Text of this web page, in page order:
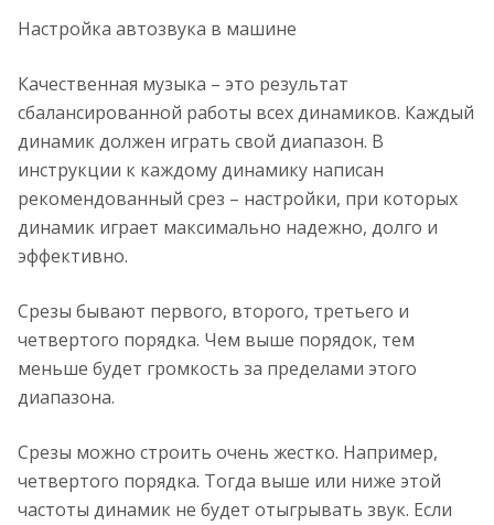
Настройка автозвука в машине
Качественная музыка – это результат
сбалансированной работы всех динамиков. Каждый
динамик должен играть свой диапазон. В
инструкции к каждому динамику написан
рекомендованный срез – настройки, при которых
динамик играет максимально надежно, долго и
эффективно.
Срезы бывают первого, второго, третьего и
четвертого порядка. Чем выше порядок, тем
меньше будет громкость за пределами этого
диапазона.
Срезы можно строить очень жестко. Например,
четвертого порядка. Тогда выше или ниже этой
частоты динамик не будет отыгрывать звук. Если